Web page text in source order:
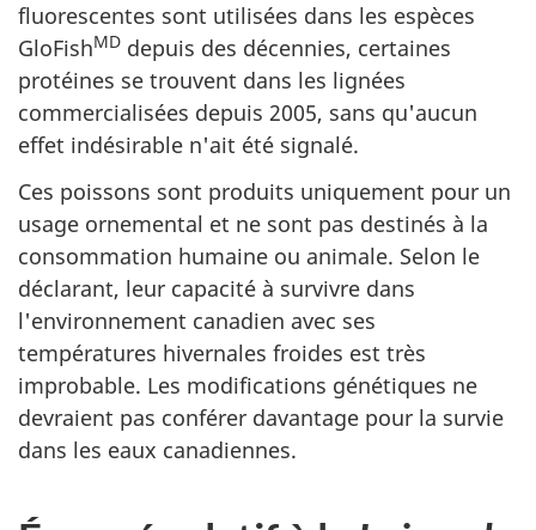
fluorescentes sont utilisées dans les espèces
GloFishMD depuis des décennies, certaines
protéines se trouvent dans les lignées
commercialisées depuis 2005, sans qu'aucun
effet indésirable n'ait été signalé.
Ces poissons sont produits uniquement pour un
usage ornemental et ne sont pas destinés à la
consommation humaine ou animale. Selon le
déclarant, leur capacité à survivre dans
l'environnement canadien avec ses
températures hivernales froides est très
improbable. Les modifications génétiques ne
devraient pas conférer davantage pour la survie
dans les eaux canadiennes.